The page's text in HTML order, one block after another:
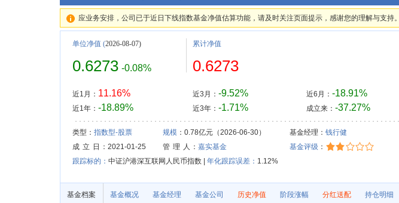
应业务安排，公司已于近日下线指数基金净值估算功能，请及时关注页面提示，感谢您的理解与支持。
单位净值 (2026-08-07)
0.6273 -0.08%
近1月： 11.16%
近1年： -18.89%
累计净值
0.6273
近3月： -9.52%
近3年： -1.71%
近6月： -18.91%
成立来： -37.27%
类型： 指数型-股票 规模：0.78亿元（2026-06-30） 基金经理： 钱行健
成 立 日
：2021-01-25 管 理 人 ： 嘉实基金 基金评级 ：
跟踪标的： 中证沪港深互联网人民币指数 | 年化跟踪误差： 1.12%
基金档案 基金概况 基金经理 基金公司 历史净值 阶段涨幅 分红送配 持仓明细